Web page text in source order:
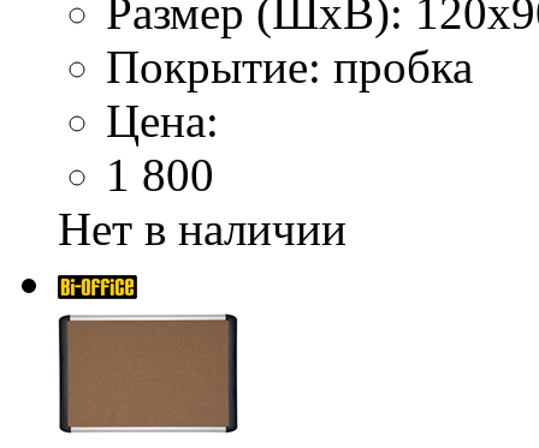
Размер (ШхВ):
Покрытие: пробка
Цена:
1 800
Нет в наличии